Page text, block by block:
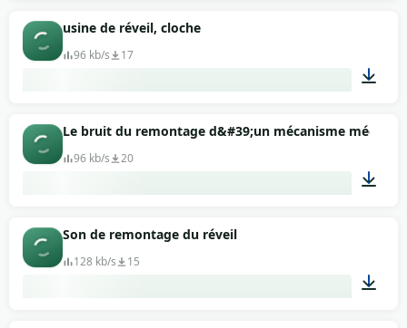
usine de réveil, cloche
96 kb/s 17
00:42
Le bruit du remontage d&#39;un mécanisme
96 kb/s 20
Son de remontage du réveil
128 kb/s 15